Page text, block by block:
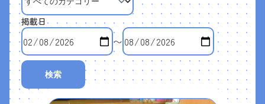
掲載日
〜
検索